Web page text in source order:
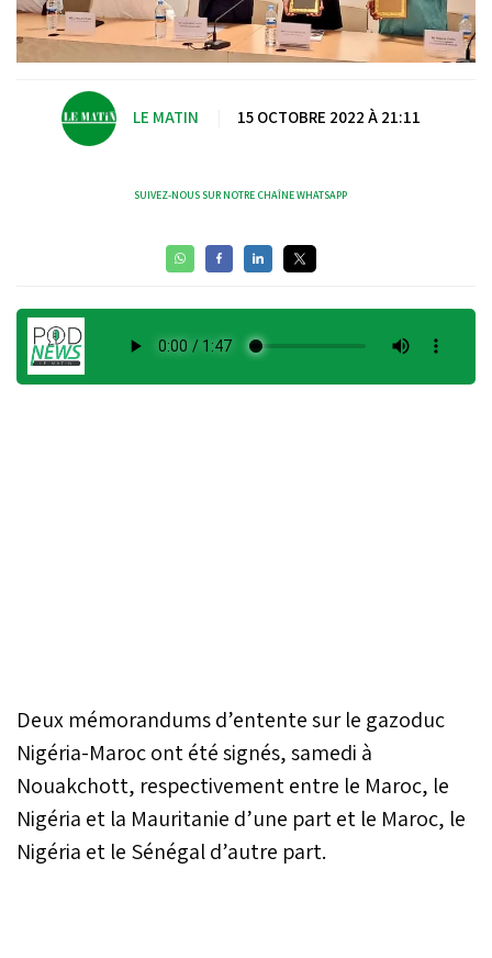
LE MATIN 15 OCTOBRE 2022 À 21:11
SUIVEZ-NOUS SUR NOTRE CHAÎNE WHATSAPP
Deux mémorandums d’entente sur le gazoduc
Nigéria-Maroc ont été signés, samedi à
Nouakchott, respectivement entre le Maroc, le
Nigéria et la Mauritanie d’une part et le Maroc, le
Nigéria et le Sénégal d’autre part.